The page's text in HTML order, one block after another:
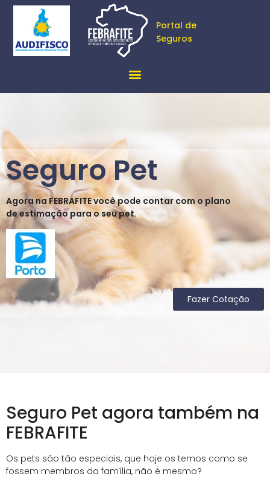
Portal de
Seguros
Seguro Pet
Agora na FEBRAFITE você pode contar com o plano
de estimação para o seu pet.
Fazer Cotação
Seguro Pet agora também na
FEBRAFITE
Os pets são tão especiais, que hoje os temos como se
fossem membros da família, não é mesmo?